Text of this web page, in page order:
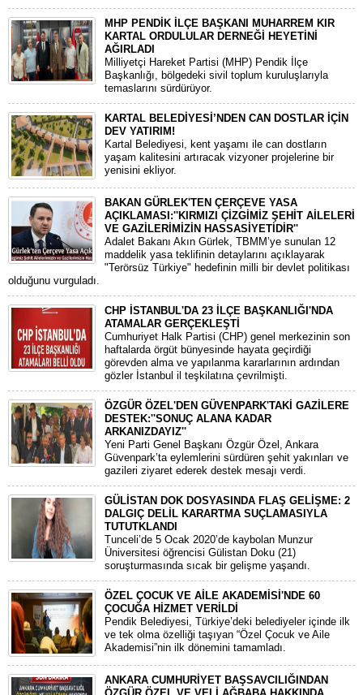
MHP PENDİK İLÇE BAŞKANI MUHARREM KIR
KARTAL ORDULULAR DERNEĞİ HEYETİNİ
AĞIRLADI
​Milliyetçi Hareket Partisi (MHP) Pendik İlçe
Başkanlığı, bölgedeki sivil toplum kuruluşlarıyla
temaslarını sürdürüyor.
KARTAL BELEDİYESİ’NDEN CAN DOSTLAR İÇİN
DEV YATIRIM!
Kartal Belediyesi, kent yaşamı ile can dostların
yaşam kalitesini artıracak vizyoner projelerine bir
yenisini ekliyor.
BAKAN GÜRLEK'TEN ÇERÇEVE YASA
AÇIKLAMASI:''KIRMIZI ÇİZGİMİZ ŞEHİT AİLELERİ
VE GAZİLERİMİZİN HASSASİYETİDİR''
Adalet Bakanı Akın Gürlek, TBMM’ye sunulan 12
maddelik yasa teklifinin detaylarını açıklayarak
"Terörsüz Türkiye" hedefinin milli bir devlet politikası
olduğunu vurguladı.
CHP İSTANBUL'DA 23 İLÇE BAŞKANLIĞI'NDA
ATAMALAR GERÇEKLEŞTİ
​Cumhuriyet Halk Partisi (CHP) genel merkezinin son
haftalarda örgüt bünyesinde hayata geçirdiği
görevden alma ve yapılanma kararlarının ardından
gözler İstanbul il teşkilatına çevrilmişti.
ÖZGÜR ÖZEL'DEN GÜVENPARK'TAKİ GAZİLERE
DESTEK:''SONUÇ ALANA KADAR
ARKANIZDAYIZ''
​Yeni Parti Genel Başkanı Özgür Özel, Ankara
Güvenpark’ta eylemlerini sürdüren şehit yakınları ve
gazileri ziyaret ederek destek mesajı verdi.
GÜLİSTAN DOK DOSYASINDA FLAŞ GELİŞME: 2
DALGIÇ DELİL KARARTMA SUÇLAMASIYLA
TUTUTKLANDI
​Tunceli’de 5 Ocak 2020’de kaybolan Munzur
Üniversitesi öğrencisi Gülistan Doku (21)
soruşturmasında sıcak bir gelişme yaşandı.
ÖZEL ÇOCUK VE AİLE AKADEMİSİ'NDE 60
ÇOCUĞA HİZMET VERİLDİ
Pendik Belediyesi, Türkiye’deki belediyeler içinde ilk
ve tek olma özelliği taşıyan “Özel Çocuk ve Aile
Akademisi”nin ilk dönemini tamamladı.
ANKARA CUMHURİYET BAŞSAVCILIĞINDAN